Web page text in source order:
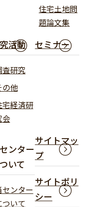
住宅土地問
題論文集
活動
査研究
の他
宅経済研
会
セミナー
ンター
いて
センター
ついて
サイトマッ
プ
サイトポリ
シー